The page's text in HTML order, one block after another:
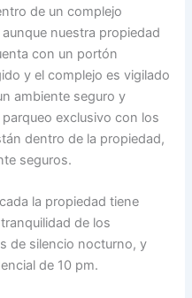
de un complejo
nuestra propiedad
con un portón
y el complejo es vigilado
ambiente seguro y
exclusivo con los
dentro de la propiedad,
seguros.
la propiedad tiene
de los
de silencio nocturno, y
de 10 pm.